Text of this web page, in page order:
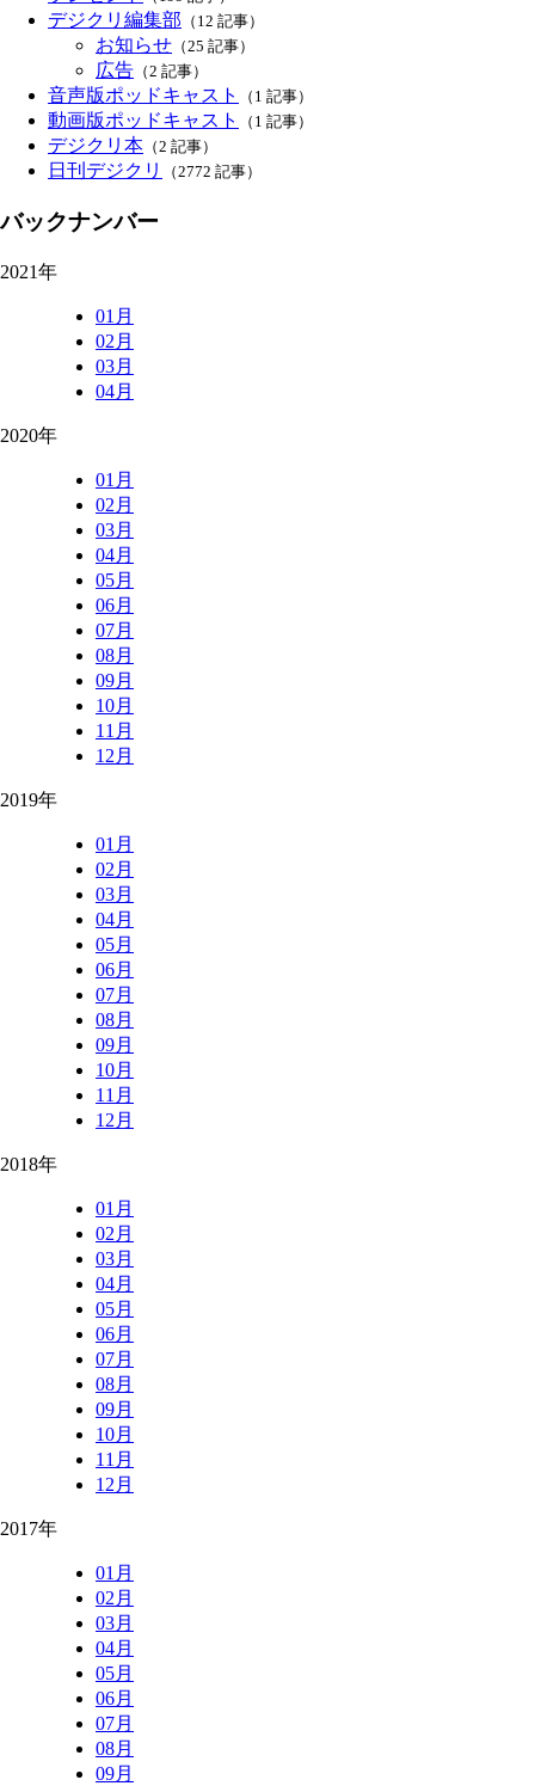
デジクリ編集部 （12 記事）
お知らせ （25 記事）
広告 （2 記事）
音声版ポッドキャスト （1 記事）
動画版ポッドキャスト （1 記事）
デジクリ本 （2 記事）
日刊デジクリ （2772 記事）
バックナンバー
2021年
01月
02月
03月
04月
2020年
01月
02月
03月
04月
05月
06月
07月
08月
09月
10月
11月
12月
2019年
01月
02月
03月
04月
05月
06月
07月
08月
09月
10月
11月
12月
2018年
01月
02月
03月
04月
05月
06月
07月
08月
09月
10月
11月
12月
2017年
01月
02月
03月
04月
05月
06月
07月
08月
09月